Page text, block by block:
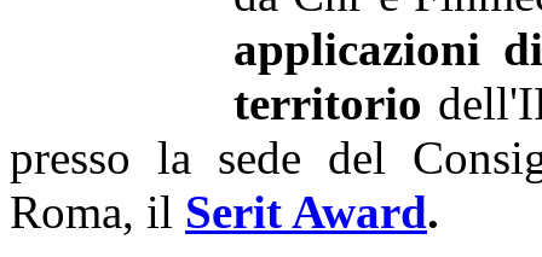
applicazioni
territorio
presso la sede del
Roma, il Serit Award.